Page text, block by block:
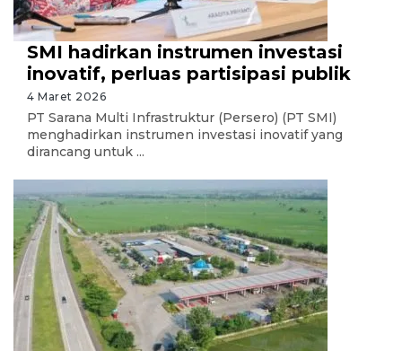
SMI hadirkan instrumen investasi
inovatif, perluas partisipasi publik
4 Maret 2026
PT Sarana Multi Infrastruktur (Persero) (PT SMI)
menghadirkan instrumen investasi inovatif yang
dirancang untuk ...